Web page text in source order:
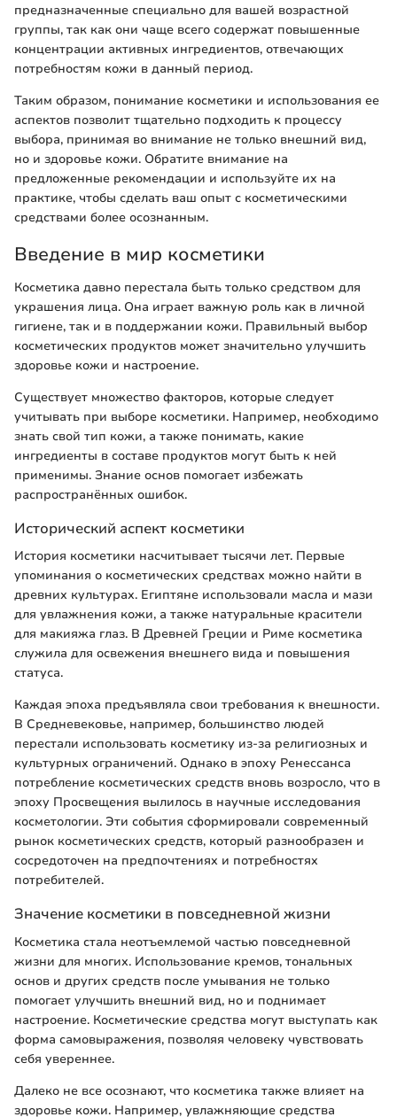
предназначенные специально для вашей возрастной
группы, так как они чаще всего содержат повышенные
концентрации активных ингредиентов, отвечающих
потребностям кожи в данный период.
Таким образом, понимание косметики и использования ее
аспектов позволит тщательно подходить к процессу
выбора, принимая во внимание не только внешний вид,
но и здоровье кожи. Обратите внимание на
предложенные рекомендации и используйте их на
практике, чтобы сделать ваш опыт с косметическими
средствами более осознанным.
Введение в мир косметики
Косметика давно перестала быть только средством для
украшения лица. Она играет важную роль как в личной
гигиене, так и в поддержании кожи. Правильный выбор
косметических продуктов может значительно улучшить
здоровье кожи и настроение.
Существует множество факторов, которые следует
учитывать при выборе косметики. Например, необходимо
знать свой тип кожи, а также понимать, какие
ингредиенты в составе продуктов могут быть к ней
применимы. Знание основ помогает избежать
распространённых ошибок.
Исторический аспект косметики
История косметики насчитывает тысячи лет. Первые
упоминания о косметических средствах можно найти в
древних культурах. Египтяне использовали масла и мази
для увлажнения кожи, а также натуральные красители
для макияжа глаз. В Древней Греции и Риме косметика
служила для освежения внешнего вида и повышения
статуса.
Каждая эпоха предъявляла свои требования к внешности.
В Средневековье, например, большинство людей
перестали использовать косметику из-за религиозных и
культурных ограничений. Однако в эпоху Ренессанса
потребление косметических средств вновь возросло, что в
эпоху Просвещения вылилось в научные исследования
косметологии. Эти события сформировали современный
рынок косметических средств, который разнообразен и
сосредоточен на предпочтениях и потребностях
потребителей.
Значение косметики в повседневной жизни
Косметика стала неотъемлемой частью повседневной
жизни для многих. Использование кремов, тональных
основ и других средств после умывания не только
помогает улучшить внешний вид, но и поднимает
настроение. Косметические средства могут выступать как
форма самовыражения, позволяя человеку чувствовать
себя увереннее.
Далеко не все осознают, что косметика также влияет на
здоровье кожи. Например, увлажняющие средства